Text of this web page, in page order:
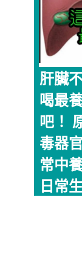
肝臟
喝最
吧！
毒器
常中
日常